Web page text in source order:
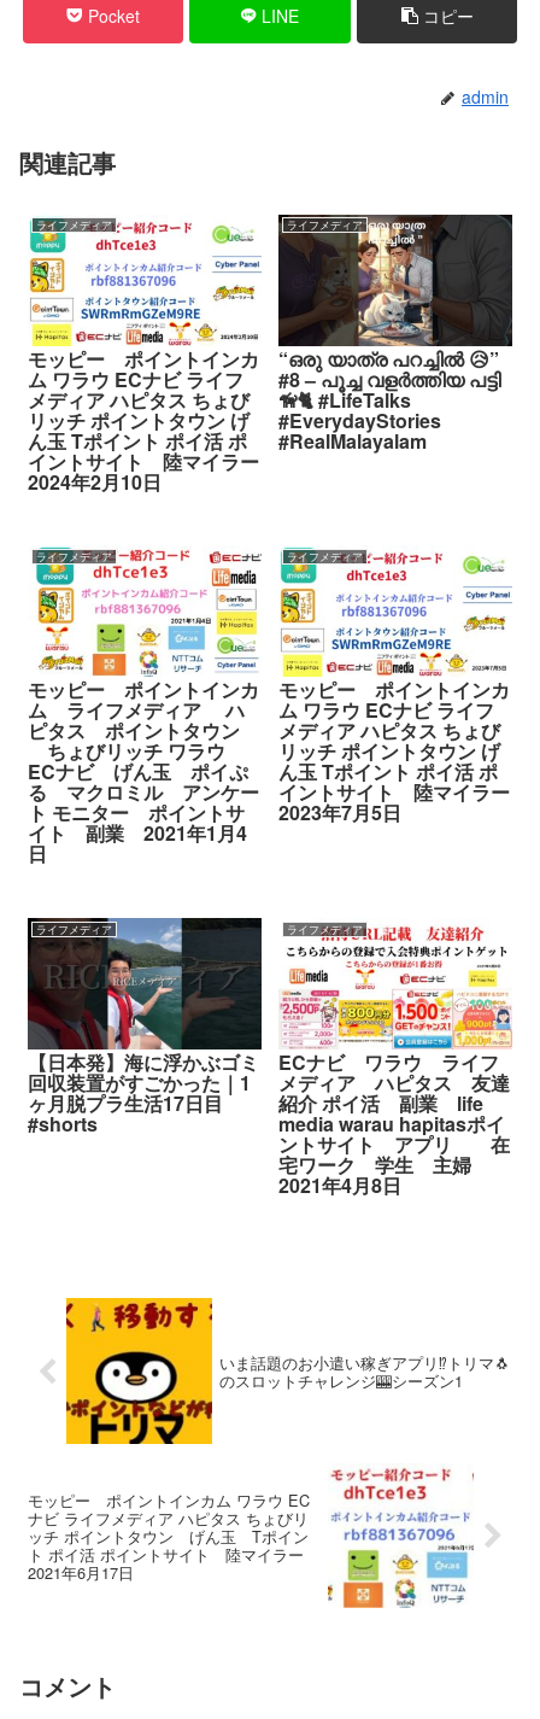
Pocket LINE コピー
admin
関連記事
ライフメディア
モッピー ポイントインカ
ム ワラウ ECナビ ライフ
メディア ハピタス ちょび
リッチ ポイントタウン げ
ん玉 Tポイント ポイ活 ポ
イントサイト 陸マイラー
2024年2月10日
ライフメディア
“ഒരു യാത്ര പറച്ചിൽ 😥”
#8 – പൂച്ച വളർത്തിയ പട്ടി
🦮🐈 #LifeTalks
#EverydayStories
#RealMalayalam
ライフメディア
モッピー ポイントインカ
ム ライフメディア ハ
ピタス ポイントタウン
ちょびリッチ ワラウ
ECナビ げん玉 ポイぷ
る マクロミル アンケー
ト モニター ポイントサ
イト 副業 2021年1月4
日
ライフメディア
モッピー ポイントインカ
ム ワラウ ECナビ ライフ
メディア ハピタス ちょび
リッチ ポイントタウン げ
ん玉 Tポイント ポイ活 ポ
イントサイト 陸マイラー
2023年7月5日
ライフメディア
【日本発】海に浮かぶゴミ
回収装置がすごかった｜1
ヶ月脱プラ生活17日目
#shorts
ライフメディア
ECナビ ワラウ ライフ
メディア ハピタス 友達
紹介 ポイ活 副業 life
media warau hapitasポイ
ントサイト アプリ 在
宅ワーク 学生 主婦
2021年4月8日
いま話題のお小遣い稼ぎアプリ⁉️トリマ🐧
のスロットチャレンジ🎰シーズン1
モッピー ポイントインカム ワラウ EC
ナビ ライフメディア ハピタス ちょびリ
ッチ ポイントタウン げん玉 Tポイン
ト ポイ活 ポイントサイト 陸マイラー
2021年6月17日
コメント